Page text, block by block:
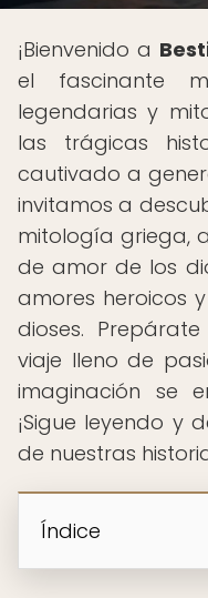
¡Bienvenido a
el fascinante
legendarias y
las trágicas
cautivado a
invitamos a
mitología griega,
de amor de los
amores heroicos
dioses.
viaje lleno de
imaginación se
¡Sigue leyendo y
de nuestras
Índice